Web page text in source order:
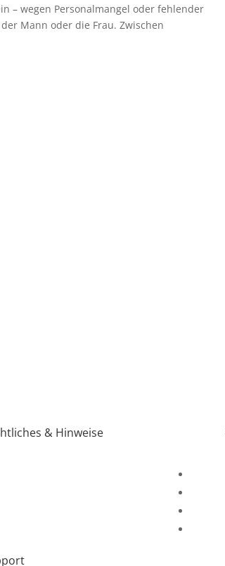
– wegen Personalmangel oder fehlender
Mann oder die Frau. Zwischen
& Hinweise